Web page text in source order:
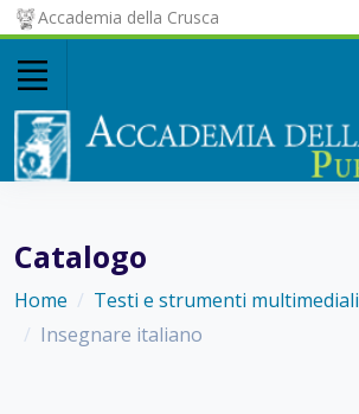
Accademia della Crusca
Catalogo
Home
Testi e strumenti multimediali
Insegnare italiano